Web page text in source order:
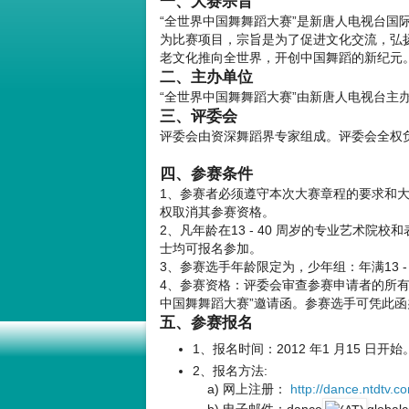
“全世界中国舞舞蹈大赛”是新唐人电视台
为比赛项目，宗旨是为了促进文化交流，
老文化推向全世界，开创中国舞蹈的新纪元
二、主办单位
“全世界中国舞舞蹈大赛”由新唐人电视台
三、评委会
评委会由资深舞蹈界专家组成。评委会全权
四、参赛条件
1、参赛者必须遵守本次大赛章程的要求和
权取消其参赛资格。
2、凡年龄在13 - 40 周岁的专业艺术院校
士均可报名参加。
3、参赛选手年龄限定为，少年组：年满13
4、参赛资格：评委会审查参赛申请者的所
中国舞舞蹈大赛”邀请函。参赛选手可凭此
五、参赛报名
1、报名时间：2012 年1 月15 日开始
2、报名方法:
a) 网上注册： http://